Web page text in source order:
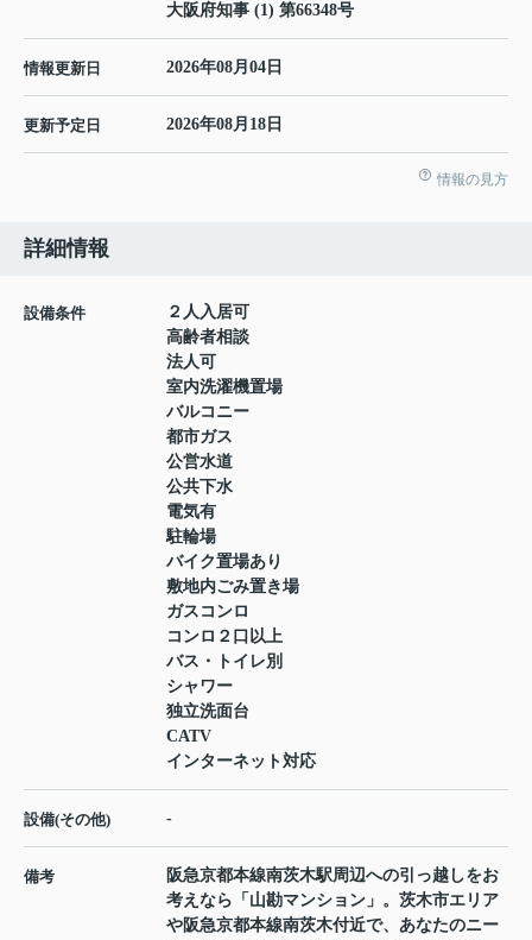
大阪府知事 (1) 第66348号
情報更新日 2026年08月04日
更新予定日 2026年08月18日
情報の見方
詳細情報
設備条件
２人入居可
高齢者相談
法人可
室内洗濯機置場
バルコニー
都市ガス
公営水道
公共下水
電気有
駐輪場
バイク置場あり
敷地内ごみ置き場
ガスコンロ
コンロ２口以上
バス・トイレ別
シャワー
独立洗面台
CATV
インターネット対応
設備(その他) -
備考
阪急京都本線南茨木駅周辺への引っ越しをお
考えなら「山勘マンション」。茨木市エリア
や阪急京都本線南茨木付近で、あなたのニー